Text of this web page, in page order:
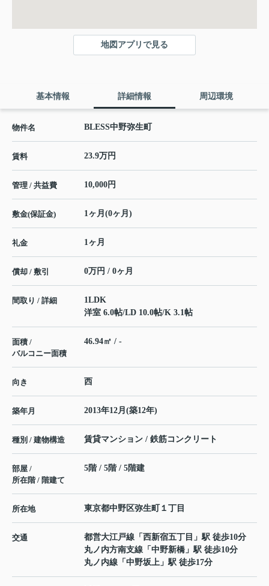
地図アプリで見る
基本情報 詳細情報 周辺環境
物件名 BLESS中野弥生町
賃料 23.9万円
管理 / 共益費 10,000円
敷金(保証金) 1ヶ月(0ヶ月)
礼金 1ヶ月
償却 / 敷引 0万円 / 0ヶ月
間取り / 詳細
1LDK
洋室 6.0帖/LD 10.0帖/K 3.1帖
面積 /
バルコニー面積
46.94㎡ / -
向き 西
築年月 2013年12月(築12年)
種別 / 建物構造 賃貸マンション / 鉄筋コンクリート
部屋 /
所在階 / 階建て
5階 / 5階 / 5階建
所在地 東京都中野区弥生町 １丁目
交通 都営大江戸線 「 西新宿五丁目 」駅 徒歩10分
丸ノ内方南支線 「 中野新橋 」駅 徒歩10分
丸ノ内線 「 中野坂上 」駅 徒歩17分